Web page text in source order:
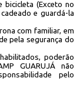
bicicleta (Exceto no
e guardá-la
com familiar, em
pela segurança do
poderão
GUARUJÁ não
pelo